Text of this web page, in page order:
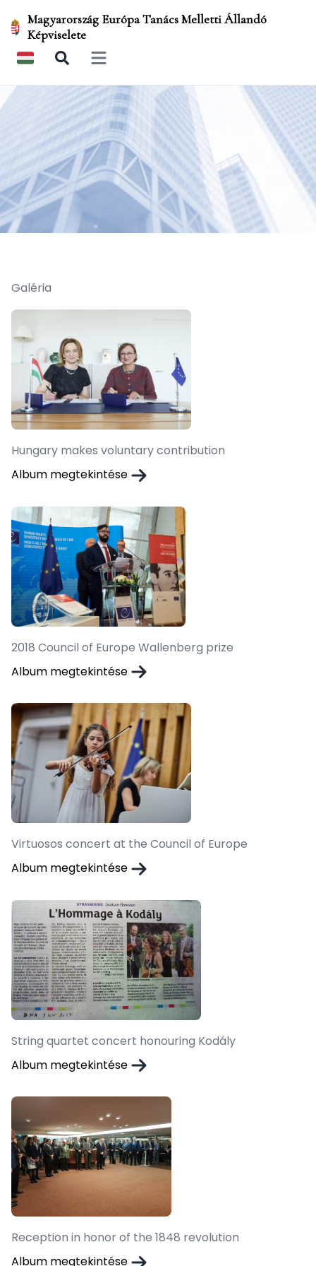
Magyarország Európa Tanács Melletti Állandó
Képviselete
Open main menu
Galéria
Hungary makes voluntary contribution
Album megtekintése
2018 Council of Europe Wallenberg prize
Album megtekintése
Virtuosos concert at the Council of Europe
Album megtekintése
String quartet concert honouring Kodály
Album megtekintése
Reception in honor of the 1848 revolution
Album megtekintése